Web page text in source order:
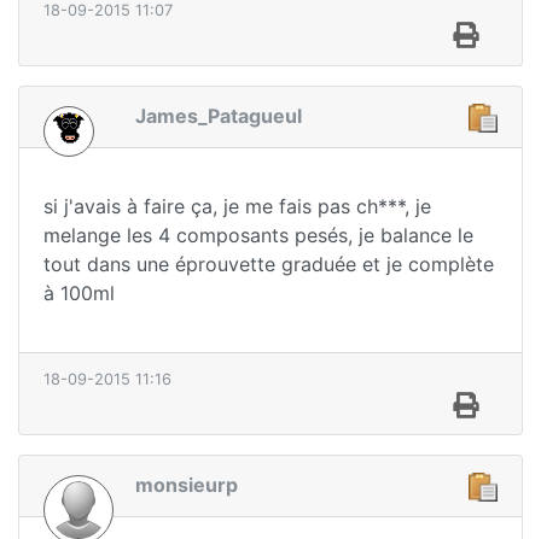
18-09-2015 11:07
James_Patagueul
si j'avais à faire ça, je me fais pas ch***, je
melange les 4 composants pesés, je balance le
tout dans une éprouvette graduée et je complète
à 100ml
18-09-2015 11:16
monsieurp